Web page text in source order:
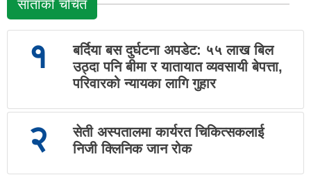
साताको चर्चित
१
बर्दिया बस दुर्घटना अपडेट: ५५ लाख बिल
उठ्दा पनि बीमा र यातायात व्यवसायी बेपत्ता,
परिवारको न्यायका लागि गुहार
२
सेती अस्पतालमा कार्यरत चिकित्सकलाई
निजी क्लिनिक जान रोक